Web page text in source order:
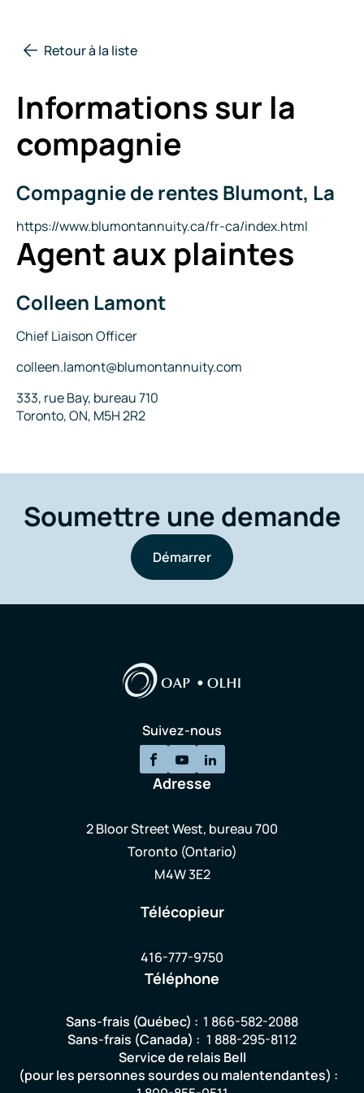
Retour à la liste
Informations sur la
compagnie
Nom
la
compagnie
Compagnie de rentes Blumont, La
Site
Internet
https://www.blumontannuity.ca/fr-ca/index.html
Agent aux plaintes
Nom
Colleen Lamont
Titre
Chief Liaison Officer
Courriel
colleen.lamont@blumontannuity.com
Adresse
333, rue Bay, bureau 710
Toronto, ON, M5H 2R2
Soumettre une demande
Démarrer
Suivez-nous
Adresse
2 Bloor Street West, bureau 700
Toronto (Ontario)
M4W 3E2
Télécopieur
416-777-9750
Téléphone
Sans-frais (Québec) : 1 866-582-2088
Sans-frais (Canada) : 1 888-295-8112
Service de relais Bell
(pour les personnes sourdes ou malentendantes) :